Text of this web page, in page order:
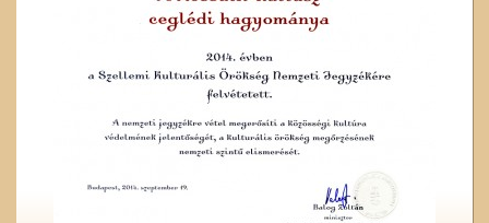
Sonneberegi játékok
tegnap és ma...